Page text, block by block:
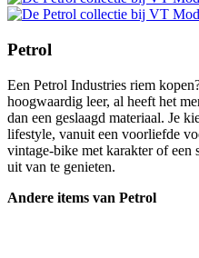
Petrol
Een Petrol Industries riem
hoogwaardig leer, al heeft het
dan een geslaagd materiaal. Je
lifestyle, vanuit een voorliefde
vintage-bike met karakter of een
uit van te genieten.
Andere items van Petrol